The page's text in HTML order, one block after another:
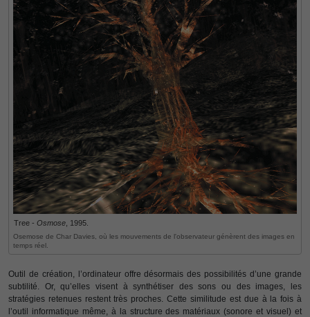
Tree - Osmose , 1995.
Osemose de Char Davies, où les mouvements de l'observateur génèrent des images en
temps réel.
Outil de création, l’ordinateur offre désormais des possibilités d’une grande
subtilité. Or, qu’elles visent à synthétiser des sons ou des images, les
stratégies retenues restent très proches. Cette similitude est due à la fois à
l’outil informatique même, à la structure des matériaux (sonore et visuel) et